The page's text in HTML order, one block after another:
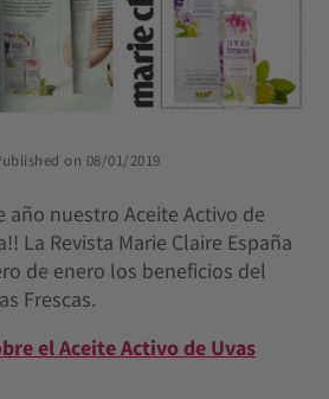
on 08/01/2019
año nuestro Aceite Activo de
La Revista Marie Claire España
de enero los beneficios del
Frescas.
el Aceite Activo de Uvas